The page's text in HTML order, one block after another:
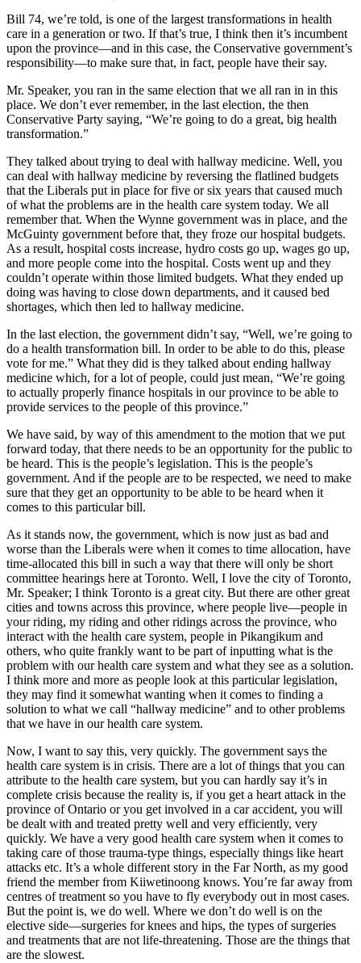
Bill 74, we’re told, is one of the largest transformations in health
care in a generation or two. If that’s true, I think then it’s incumbent
upon the province—and in this case, the Conservative government’s
responsibility—to make sure that, in fact, people have their say.
Mr. Speaker, you ran in the same election that we all ran in in this
place. We don’t ever remember, in the last election, the then
Conservative Party saying, “We’re going to do a great, big health
transformation.”
They talked about trying to deal with hallway medicine. Well, you
can deal with hallway medicine by reversing the flatlined budgets
that the Liberals put in place for five or six years that caused much
of what the problems are in the health care system today. We all
remember that. When the Wynne government was in place, and the
McGuinty government before that, they froze our hospital budgets.
As a result, hospital costs increase, hydro costs go up, wages go up,
and more people come into the hospital. Costs went up and they
couldn’t operate within those limited budgets. What they ended up
doing was having to close down departments, and it caused bed
shortages, which then led to hallway medicine.
In the last election, the government didn’t say, “Well, we’re going to
do a health transformation bill. In order to be able to do this, please
vote for me.” What they did is they talked about ending hallway
medicine which, for a lot of people, could just mean, “We’re going
to actually properly finance hospitals in our province to be able to
provide services to the people of this province.”
We have said, by way of this amendment to the motion that we put
forward today, that there needs to be an opportunity for the public to
be heard. This is the people’s legislation. This is the people’s
government. And if the people are to be respected, we need to make
sure that they get an opportunity to be able to be heard when it
comes to this particular bill.
As it stands now, the government, which is now just as bad and
worse than the Liberals were when it comes to time allocation, have
time-allocated this bill in such a way that there will only be short
committee hearings here at Toronto. Well, I love the city of Toronto,
Mr. Speaker; I think Toronto is a great city. But there are other great
cities and towns across this province, where people live—people in
your riding, my riding and other ridings across the province, who
interact with the health care system, people in Pikangikum and
others, who quite frankly want to be part of inputting what is the
problem with our health care system and what they see as a solution.
I think more and more as people look at this particular legislation,
they may find it somewhat wanting when it comes to finding a
solution to what we call “hallway medicine” and to other problems
that we have in our health care system.
Now, I want to say this, very quickly. The government says the
health care system is in crisis. There are a lot of things that you can
attribute to the health care system, but you can hardly say it’s in
complete crisis because the reality is, if you get a heart attack in the
province of Ontario or you get involved in a car accident, you will
be dealt with and treated pretty well and very efficiently, very
quickly. We have a very good health care system when it comes to
taking care of those trauma-type things, especially things like heart
attacks etc. It’s a whole different story in the Far North, as my good
friend the member from Kiiwetinoong knows. You’re far away from
centres of treatment so you have to fly everybody out in most cases.
But the point is, we do well. Where we don’t do well is on the
elective side—surgeries for knees and hips, the types of surgeries
and treatments that are not life-threatening. Those are the things that
are the slowest.